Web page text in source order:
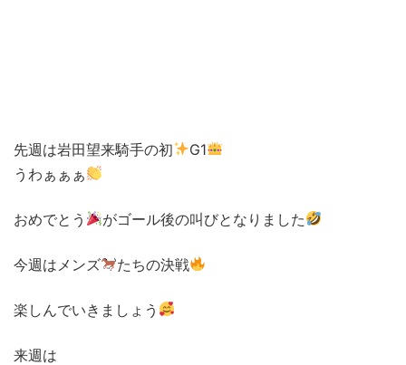
先週は岩田望来騎手の初
G1
うわぁぁぁ
おめでとう がゴール後の叫びとなりました
今週はメンズ たちの決戦
楽しんでいきましょう
来週は